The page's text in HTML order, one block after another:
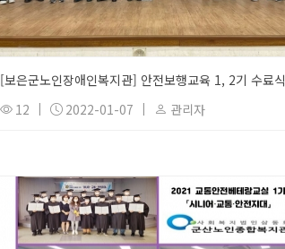
[보은군노인장애인복지관] 안전보행교육 1, 2기 수료식
12
| 2022-01-07 | 관리자